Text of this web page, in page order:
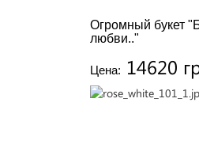
Огромный букет
любви.."
Цена: 14620